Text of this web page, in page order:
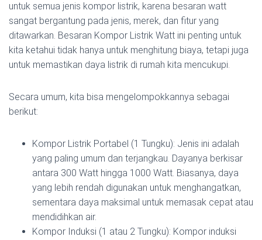
untuk semua jenis kompor listrik, karena besaran watt
sangat bergantung pada jenis, merek, dan fitur yang
ditawarkan. Besaran Kompor Listrik Watt ini penting untuk
kita ketahui tidak hanya untuk menghitung biaya, tetapi juga
untuk memastikan daya listrik di rumah kita mencukupi.
Secara umum, kita bisa mengelompokkannya sebagai
berikut:
Kompor Listrik Portabel (1 Tungku): Jenis ini adalah
yang paling umum dan terjangkau. Dayanya berkisar
antara 300 Watt hingga 1000 Watt. Biasanya, daya
yang lebih rendah digunakan untuk menghangatkan,
sementara daya maksimal untuk memasak cepat atau
mendidihkan air.
Kompor Induksi (1 atau 2 Tungku): Kompor induksi